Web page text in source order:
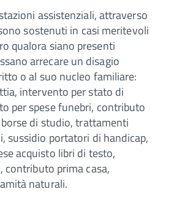
assistenziali, attraverso
sostenuti in casi meritevoli
qualora siano presenti
arrecare un disagio
o al suo nucleo familiare:
intervento per stato di
per spese funebri, contributo
di studio, trattamenti
sussidio portatori di handicap,
acquisto libri di testo,
contributo prima casa,
naturali.